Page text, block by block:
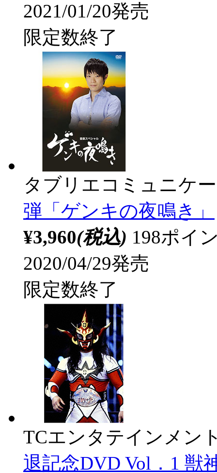
2021/01/20発売
限定数終了
タブリエコミュニケ
弾「ゲンキの夜鳴き」
¥3,960(税込) 198ポイ
2020/04/29発売
限定数終了
TCエンタテインメン
退記念DVD Vol．1 獣